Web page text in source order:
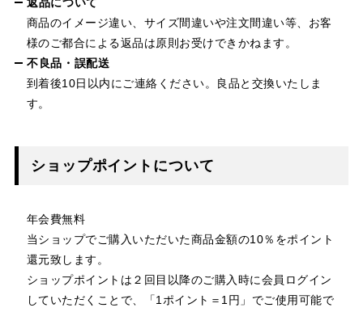
商品のイメージ違い、サイズ間違いや注文間違い等、お客
様のご都合による返品は原則お受けできかねます。
不良品・誤配送
到着後10日以内にご連絡ください。良品と交換いたしま
す。
ショップポイントについて
年会費無料
当ショップでご購入いただいた商品金額の10％をポイント
還元致します。
ショップポイントは２回目以降のご購入時に会員ログイン
していただくことで、「1ポイント＝1円」でご使用可能で